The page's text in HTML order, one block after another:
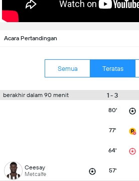
Acara Pertandingan
Semua Teratas
berakhir dalam 90 menit 1 - 3
80'
77'
64'
Ceesay
Metcalfe 57'